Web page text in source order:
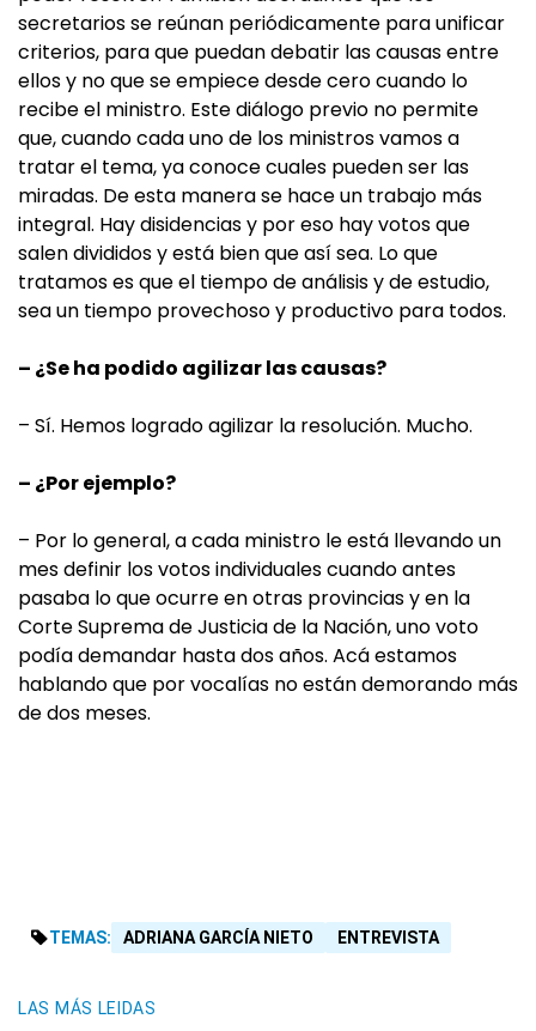
secretarios se reúnan periódicamente para unificar
criterios, para que puedan debatir las causas entre
ellos y no que se empiece desde cero cuando lo
recibe el ministro. Este diálogo previo no permite
que, cuando cada uno de los ministros vamos a
tratar el tema, ya conoce cuales pueden ser las
miradas. De esta manera se hace un trabajo más
integral. Hay disidencias y por eso hay votos que
salen divididos y está bien que así sea. Lo que
tratamos es que el tiempo de análisis y de estudio,
sea un tiempo provechoso y productivo para todos.
– ¿Se ha podido agilizar las causas?
– Sí. Hemos logrado agilizar la resolución. Mucho.
– ¿Por ejemplo?
– Por lo general, a cada ministro le está llevando un
mes definir los votos individuales cuando antes
pasaba lo que ocurre en otras provincias y en la
Corte Suprema de Justicia de la Nación, uno voto
podía demandar hasta dos años. Acá estamos
hablando que por vocalías no están demorando más
de dos meses.
TEMAS: ADRIANA GARCÍA NIETO ENTREVISTA
LAS MÁS LEIDAS